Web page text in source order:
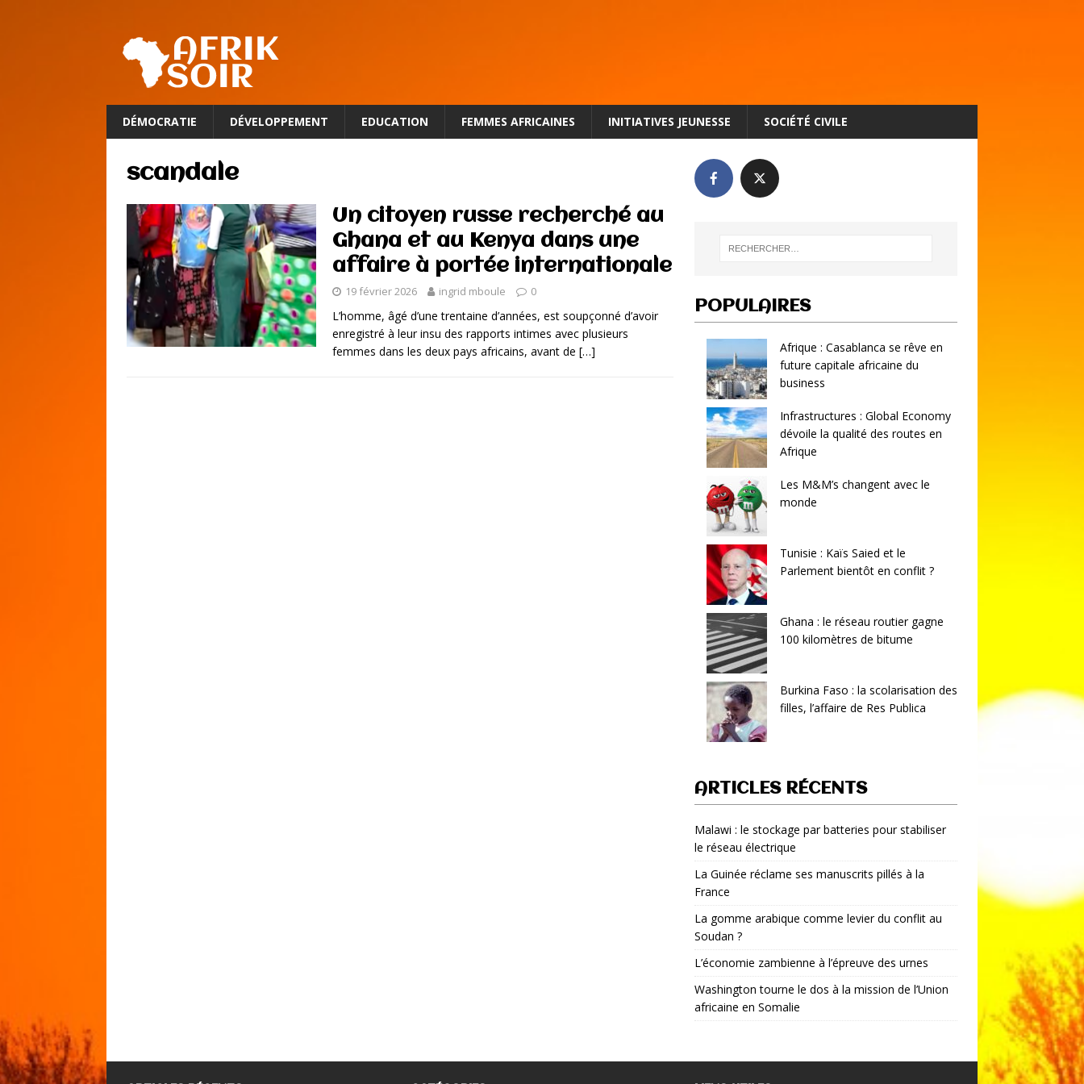
DÉMOCRATIE DÉVELOPPEMENT EDUCATION FEMMES AFRICAINES INITIATIVES JEUNESSE SOCIÉTÉ CIVILE
scandale
Un citoyen russe recherché au
Ghana et au Kenya dans une
affaire à portée internationale
19 février 2026 ingrid mboule 0
L’homme, âgé d’une trentaine d’années, est soupçonné d’avoir
enregistré à leur insu des rapports intimes avec plusieurs
femmes dans les deux pays africains, avant de […]
POPULAIRES
Afrique : Casablanca se rêve en
future capitale africaine du
business
Infrastructures : Global Economy
dévoile la qualité des routes en
Afrique
Les M&M’s changent avec le
monde
Tunisie : Kaïs Saied et le
Parlement bientôt en conflit ?
Ghana : le réseau routier gagne
100 kilomètres de bitume
Burkina Faso : la scolarisation des
filles, l’affaire de Res Publica
ARTICLES RÉCENTS
Malawi : le stockage par batteries pour stabiliser
le réseau électrique
La Guinée réclame ses manuscrits pillés à la
France
La gomme arabique comme levier du conflit au
Soudan ?
L’économie zambienne à l’épreuve des urnes
Washington tourne le dos à la mission de l’Union
africaine en Somalie